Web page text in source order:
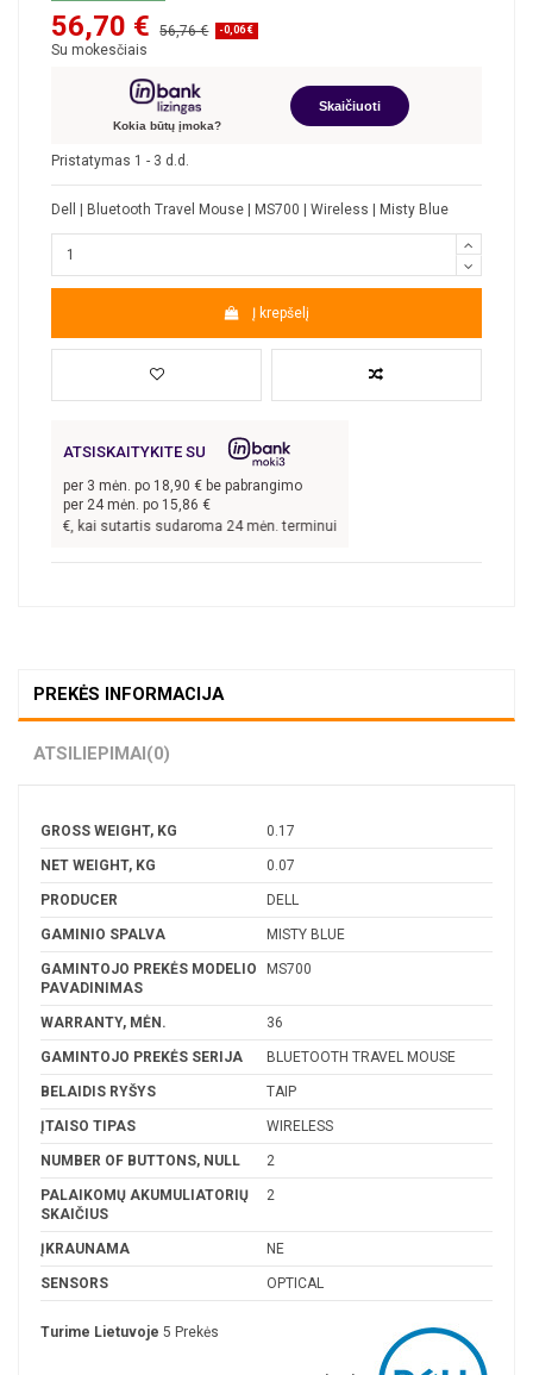
56,70 € 56,76 € -0,06 €
Su mokesčiais
Kokia būtų įmoka?
Skaičiuoti
Pristatymas 1 - 3 d.d.
Dell | Bluetooth Travel Mouse | MS700 | Wireless | Misty Blue
Į krepšelį
ATSISKAITYKITE SU
per 3 mėn. po 18,90 € be pabrangimo
per 24 mėn. po 15,86 €
€, kai sutartis sudaroma 24 mėn. terminui, metinė palūkanų norma –
PREKĖS INFORMACIJA
ATSILIEPIMAI(0)
GROSS WEIGHT, KG 0.17
NET WEIGHT, KG 0.07
PRODUCER DELL
GAMINIO SPALVA MISTY BLUE
GAMINTOJO PREKĖS MODELIO
PAVADINIMAS
MS700
WARRANTY, MĖN. 36
GAMINTOJO PREKĖS SERIJA BLUETOOTH TRAVEL MOUSE
BELAIDIS RYŠYS TAIP
ĮTAISO TIPAS WIRELESS
NUMBER OF BUTTONS, NULL 2
PALAIKOMŲ AKUMULIATORIŲ
SKAIČIUS
2
ĮKRAUNAMA NE
SENSORS OPTICAL
Turime Lietuvoje 5 Prekės